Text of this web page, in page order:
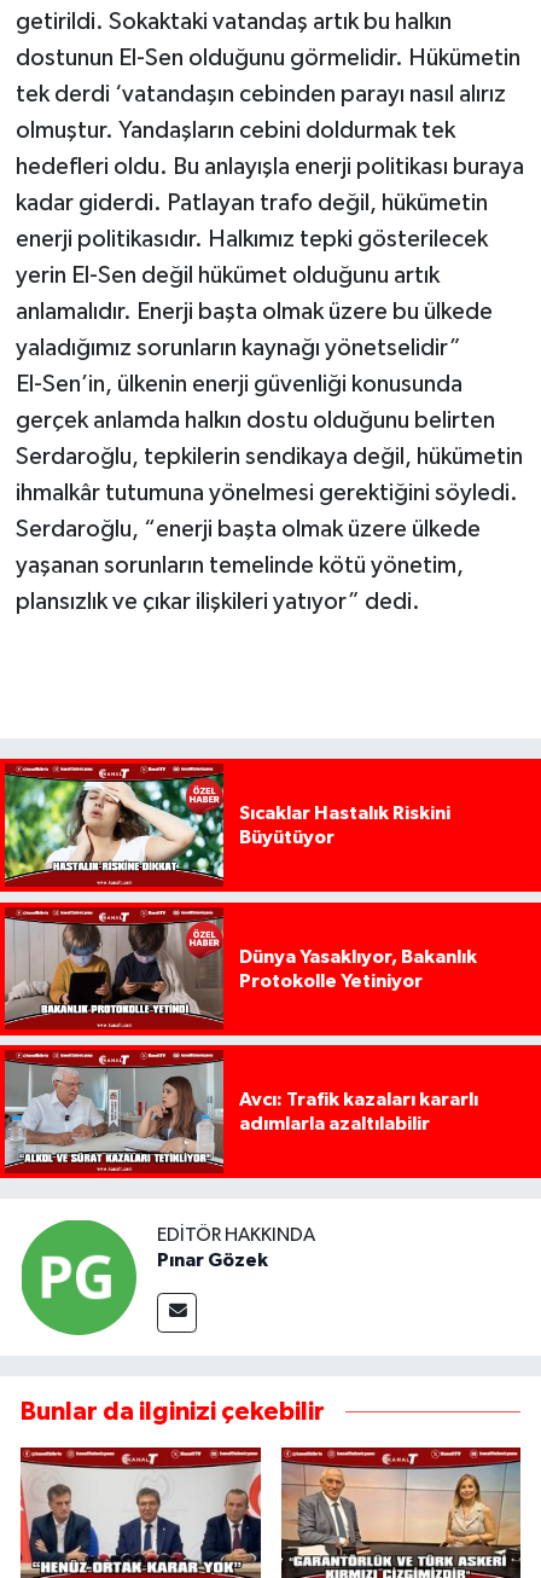
getirildi. Sokaktaki vatandaş artık bu halkın
dostunun El-Sen olduğunu görmelidir. Hükümetin
tek derdi ‘vatandaşın cebinden parayı nasıl alırız
olmuştur. Yandaşların cebini doldurmak tek
hedefleri oldu. Bu anlayışla enerji politikası buraya
kadar giderdi. Patlayan trafo değil, hükümetin
enerji politikasıdır. Halkımız tepki gösterilecek
yerin El-Sen değil hükümet olduğunu artık
anlamalıdır. Enerji başta olmak üzere bu ülkede
yaladığımız sorunların kaynağı yönetselidir”
El-Sen’in, ülkenin enerji güvenliği konusunda
gerçek anlamda halkın dostu olduğunu belirten
Serdaroğlu, tepkilerin sendikaya değil, hükümetin
ihmalkâr tutumuna yönelmesi gerektiğini söyledi.
Serdaroğlu, “enerji başta olmak üzere ülkede
yaşanan sorunların temelinde kötü yönetim,
plansızlık ve çıkar ilişkileri yatıyor” dedi.
Sıcaklar Hastalık Riskini
Büyütüyor
Dünya Yasaklıyor, Bakanlık
Protokolle Yetiniyor
Avcı: Trafik kazaları kararlı
adımlarla azaltılabilir
EDITÖR HAKKINDA
Pınar Gözek
Bunlar da ilginizi çekebilir